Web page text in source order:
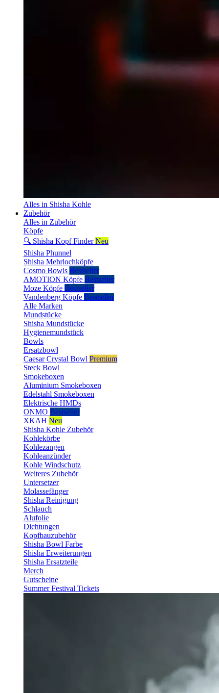
Alles in Shisha Kohle
Zubehör
Alles in Zubehör
Köpfe
🔍 Shisha Kopf Finder Neu
Shisha Phunnel
Shisha Mehrlochköpfe
Cosmo Bowls Bestseller
AMOTION Köpfe Bestseller
Moze Köpfe Bestseller
Vandenberg Köpfe Bestseller
Alle Marken
Mundstücke
Shisha Mundstücke
Hygienemundstück
Bowls
Ersatzbowl
Caesar Crystal Bowl Premium
Steck Bowl
Smokeboxen
Aluminium Smokeboxen
Edelstahl Smokeboxen
Elektrische HMDs
ONMO Bestseller
XKAH Neu
Shisha Kohle Zubehör
Kohlekörbe
Kohlezangen
Kohleanzünder
Kohle Windschutz
Weiteres Zubehör
Untersetzer
Molassefänger
Shisha Reinigung
Schlauch
Alufolie
Dichtungen
Kopfbauzubehör
Shisha Bowl Farbe
Shisha Erweiterungen
Shisha Ersatzteile
Merch
Gutscheine
Summer Festival Tickets